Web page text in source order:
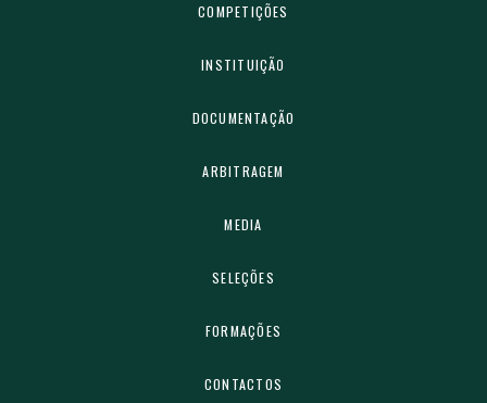
COMPETIÇÕES
INSTITUIÇÃO
DOCUMENTAÇÃO
ARBITRAGEM
MEDIA
SELEÇÕES
FORMAÇÕES
CONTACTOS